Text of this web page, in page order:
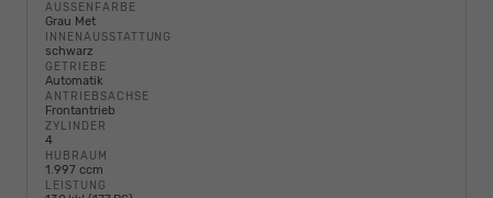
AUSSENFARBE
Grau Met
INNENAUSSTATTUNG
schwarz
GETRIEBE
Automatik
ANTRIEBSACHSE
Frontantrieb
ZYLINDER
4
HUBRAUM
1.997 ccm
LEISTUNG